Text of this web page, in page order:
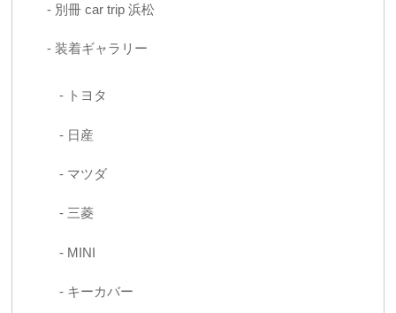
別冊 car trip 浜松
装着ギャラリー
トヨタ
日産
マツダ
三菱
MINI
キーカバー